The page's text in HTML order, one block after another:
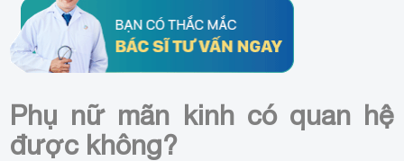
Phụ nữ mãn kinh có quan hệ
được không?